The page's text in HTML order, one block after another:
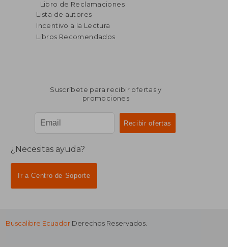
Libro de Reclamaciones
Lista de autores
Incentivo a la Lectura
Libros Recomendados
Suscríbete para recibir ofertas y
promociones
¿Necesitas ayuda?
Ir a Centro de Soporte
Buscalibre Ecuador Derechos Reservados.